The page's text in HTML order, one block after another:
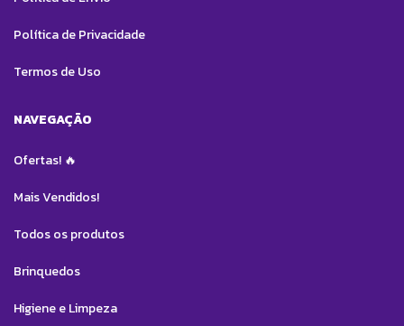
Política de Privacidade
Termos de Uso
NAVEGAÇÃO
Ofertas! 🔥
Mais Vendidos!
Todos os produtos
Brinquedos
Higiene e Limpeza